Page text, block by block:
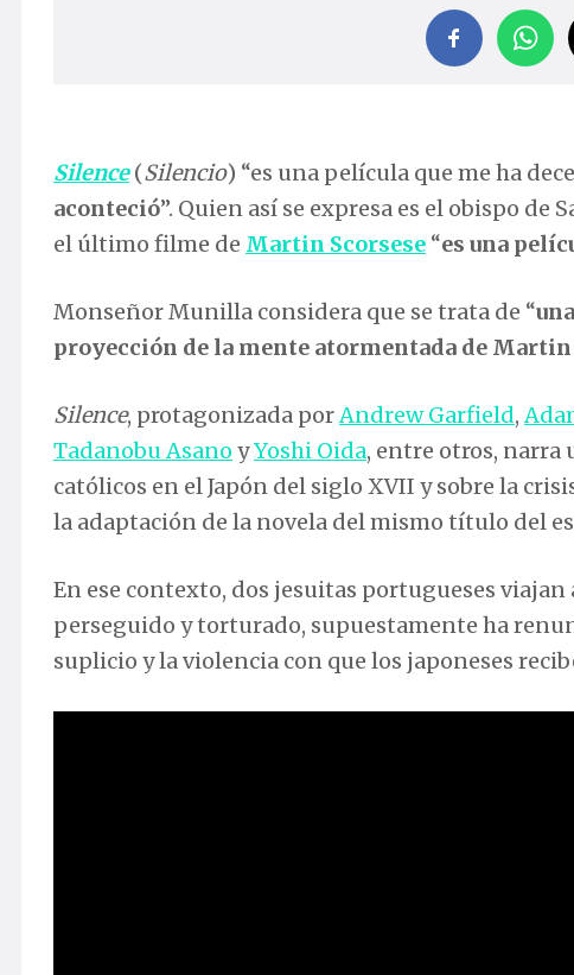
Silence(Silencio) “es una película que me ha
aconteció”. Quien así se expresa es el obispo de
el último filme de Martin Scorsese “es una
Monseñor Munilla considera que se trata de “
proyección de la mente atormentada de Martin
Silence, protagonizada porAndrew Garfield,
Tadanobu Asano yYoshi Oida, entre otros, narra
católicos en el Japón del siglo XVII y sobre la
la adaptación de la novela del mismo título del
En ese contexto, dos jesuitas portugueses viajan
perseguido y torturado, supuestamente ha
suplicio y la violencia con que los japoneses